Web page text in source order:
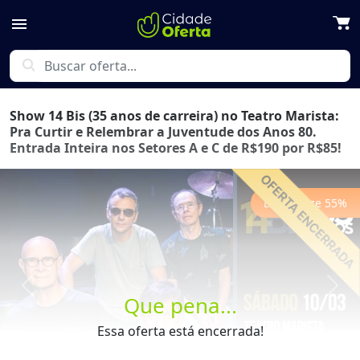
menu
search
Que pena...
Essa oferta está encerrada!
Show 14 Bis (35 anos de carreira) no Teatro Marista:
Pra Curtir e Relembrar a Juventude dos Anos 80.
Entrada Inteira nos Setores A e C de R$190 por R$85!
Economize 55%
Previous Next